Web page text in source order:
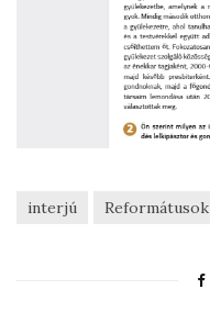
interjú